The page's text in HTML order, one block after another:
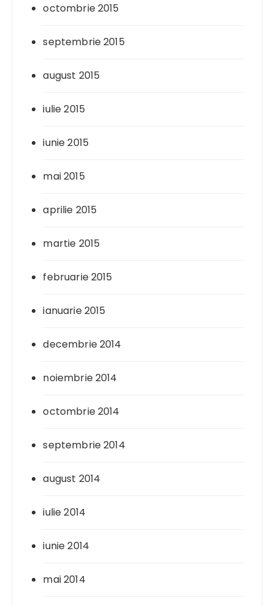
octombrie 2015
septembrie 2015
august 2015
iulie 2015
iunie 2015
mai 2015
aprilie 2015
martie 2015
februarie 2015
ianuarie 2015
decembrie 2014
noiembrie 2014
octombrie 2014
septembrie 2014
august 2014
iulie 2014
iunie 2014
mai 2014